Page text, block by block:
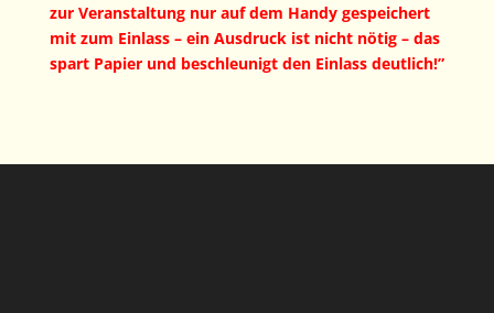
zur Veranstaltung nur auf dem Handy gespeichert
mit zum Einlass – ein Ausdruck ist nicht nötig – das
spart Papier und beschleunigt den Einlass deutlich!”